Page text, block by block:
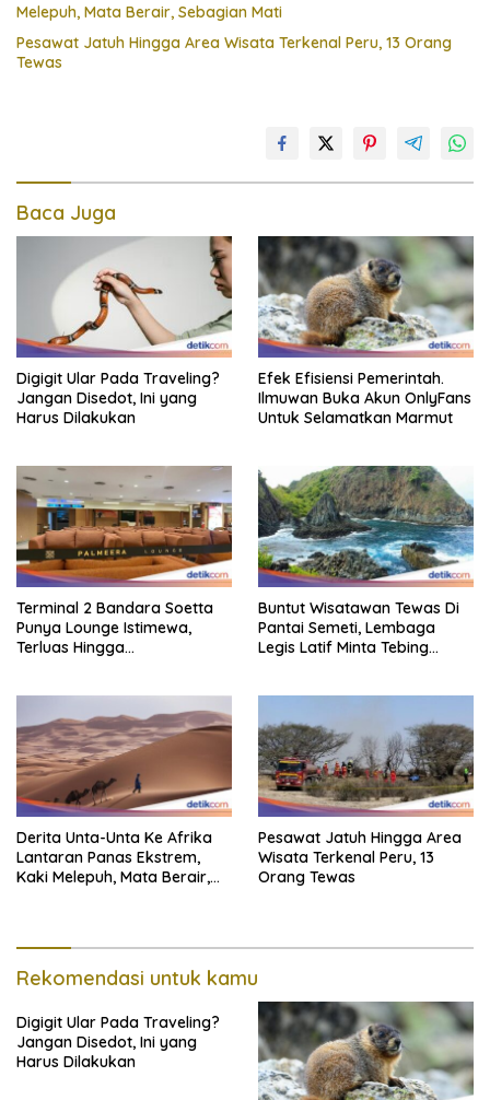
Melepuh, Mata Berair, Sebagian Mati
Pesawat Jatuh Hingga Area Wisata Terkenal Peru, 13 Orang
Tewas
Baca Juga
Digigit Ular Pada Traveling?
Jangan Disedot, Ini yang
Harus Dilakukan
Efek Efisiensi Pemerintah.
Ilmuwan Buka Akun OnlyFans
Untuk Selamatkan Marmut
Terminal 2 Bandara Soetta
Punya Lounge Istimewa,
Terluas Hingga
Buntut Wisatawan Tewas Di
Pantai Semeti, Lembaga
Legis Latif Minta Tebing
Derita Unta-Unta Ke Afrika
Lantaran Panas Ekstrem,
Kaki Melepuh, Mata Berair,
Pesawat Jatuh Hingga Area
Wisata Terkenal Peru, 13
Orang Tewas
Rekomendasi untuk kamu
Digigit Ular Pada Traveling?
Jangan Disedot, Ini yang
Harus Dilakukan